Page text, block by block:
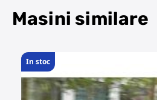
Masini similare
In stoc